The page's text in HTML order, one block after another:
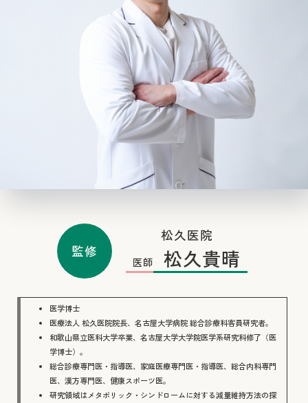
監修
松久医院
医師 松久貴晴
医学博士
医療法人 松久医院院長、名古屋大学病院 総合診療科客員研究者。
和歌山県立医科大学卒業、名古屋大学大学院医学系研究科修了（医
学博士）。
総合診療専門医・指導医、家庭医療専門医・指導医、総合内科専門
医、漢方専門医、健康スポーツ医。
研究領域はメタボリック・シンドロームに対する減量維持方法の探